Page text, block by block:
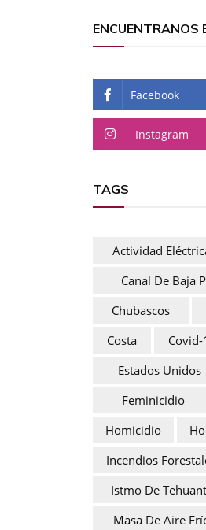
ENCUENTRANOS
Facebook
Instagram
TAGS
Actividad
Canal De Baja
Chubascos
Costa
Covid-
Estados Unidos
Feminicidio
Homicidio
Incendios
Istmo De
Masa De Aire